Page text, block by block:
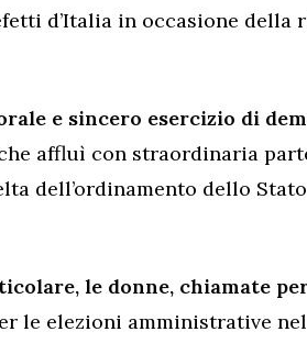
d’Italia in occasione della
e sincero esercizio di
affluì con straordinaria
dell’ordinamento dello Stato
le donne, chiamate
le elezioni amministrative